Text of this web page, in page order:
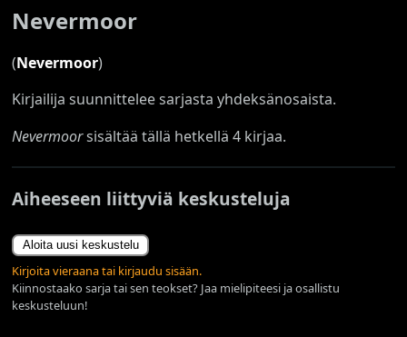
Nevermoor
(Nevermoor)
Kirjailija suunnittelee sarjasta yhdeksänosaista.
Nevermoorsisältää tällä hetkellä 4 kirjaa.
Aiheeseen liittyviä keskusteluja
Aloita uusi keskustelu
Kirjoita vieraana tai kirjaudu sisään.
Kiinnostaako sarja tai sen teokset? Jaa mielipiteesi ja osallistu
keskusteluun!